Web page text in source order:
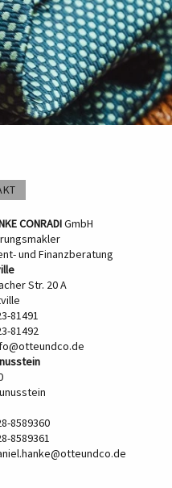
CONRADIGmbH
und Finanzberatung
Str. 20 A
81491
81492
8589360
8589361